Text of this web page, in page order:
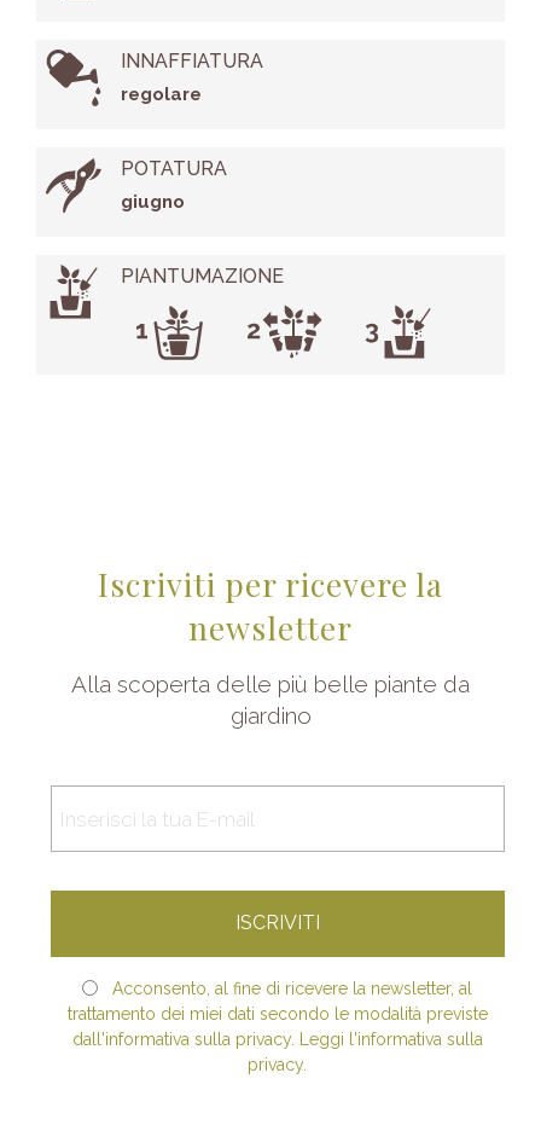
INNAFFIATURA
regolare
POTATURA
giugno
PIANTUMAZIONE
Iscriviti per ricevere la
newsletter
Alla scoperta delle più belle piante da
giardino
Acconsento, al fine di ricevere la newsletter, al
trattamento dei miei dati secondo le modalità previste
dall'informativa sulla privacy. Leggi l'informativa sulla
privacy.